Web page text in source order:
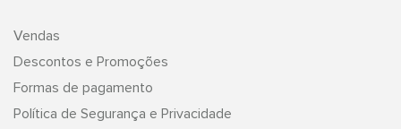
Vendas
Descontos e Promoções
Formas de pagamento
Política de Segurança e Privacidade